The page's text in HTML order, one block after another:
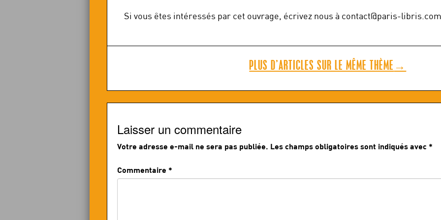
Si vous êtes intéressés par cet ouvrage, écrivez nous à contact@paris-
PLUS D’ARTICLES SUR LE MÊME THÈME →
Laisser un commentaire
Votre adresse e-mail ne sera pas publiée. Les champs obligatoires sont indiqués avec *
Commentaire *